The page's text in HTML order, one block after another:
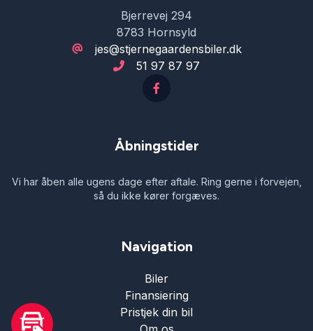
Bjerrevej 294
8783 Hornsyld
jes@stjernegaardensbiler.dk
51 97 87 97
Åbningstider
Vi har åben alle ugens dage efter aftale. Ring gerne i forvejen,
så du ikke kører forgæves.
Navigation
Biler
Finansiering
Pristjek din bil